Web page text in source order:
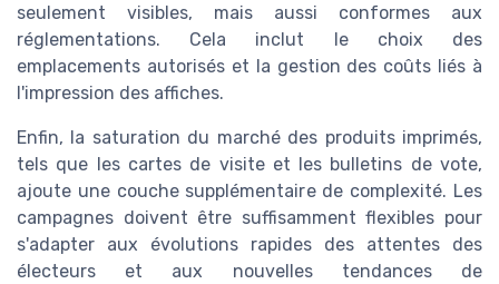
seulement visibles, mais aussi conformes aux
réglementations. Cela inclut le choix des
emplacements autorisés et la gestion des coûts liés à
l'impression des affiches.
Enfin, la saturation du marché des produits imprimés,
tels que les cartes de visite et les bulletins de vote,
ajoute une couche supplémentaire de complexité. Les
campagnes doivent être suffisamment flexibles pour
s'adapter aux évolutions rapides des attentes des
électeurs et aux nouvelles tendances de